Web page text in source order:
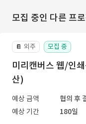
모집 중인 다른 프
📔 외주 모집 중
미리캔버스 웹/인
산)
예상 금액
협의 후
예상 기간
180일